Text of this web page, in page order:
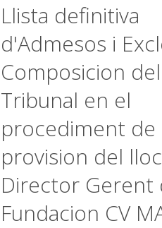
Llista definitiva
d'Admesos i
Composicion del
Tribunal en el
procediment de
provision del
Director Gerent
Fundacion CV